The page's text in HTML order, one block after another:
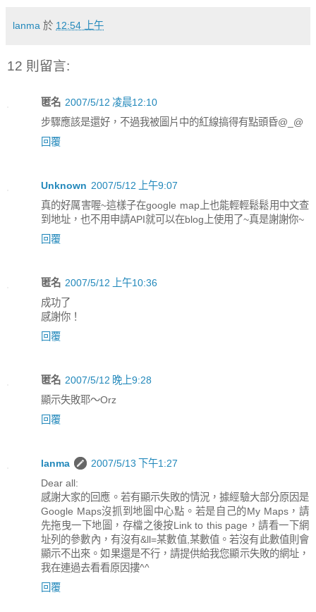
lanma 於 12:54 上午
12 則留言:
匿名 2007/5/12 凌晨12:10
步驟應該是還好，不過我被圖片中的紅線搞得有點頭昏@_@
回覆
Unknown 2007/5/12 上午9:07
真的好厲害喔~這樣子在google map上也能輕輕鬆鬆用中文查
到地址，也不用申請API就可以在blog上使用了~真是謝謝你~
回覆
匿名 2007/5/12 上午10:36
成功了
感謝你！
回覆
匿名 2007/5/12 晚上9:28
顯示失敗耶～Orz
回覆
lanma
2007/5/13 下午1:27
Dear all:
感謝大家的回應。若有顯示失敗的情況，據經驗大部分原因是
Google Maps沒抓到地圖中心點。若是自己的My Maps，請
先拖曳一下地圖，存檔之後按Link to this page，請看一下網
址列的參數內，有沒有&ll=某數值,某數值。若沒有此數值則會
顯示不出來。如果還是不行，請提供給我您顯示失敗的網址，
我在連過去看看原因摟^^
回覆